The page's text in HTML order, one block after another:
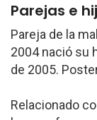
Parejas e
Pareja de la
2004 nació su
de 2005.
Relacionado